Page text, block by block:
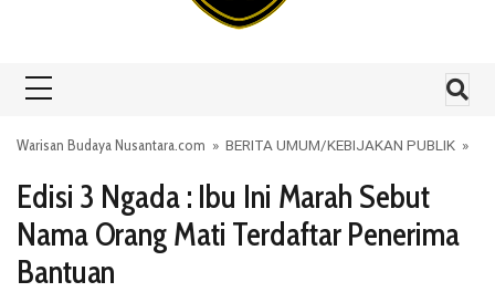
Warisan Budaya Nusantara.com » BERITA UMUM/KEBIJAKAN PUBLIK »
Edisi 3 Ngada : Ibu Ini Marah Sebut
Nama Orang Mati Terdaftar Penerima
Bantuan